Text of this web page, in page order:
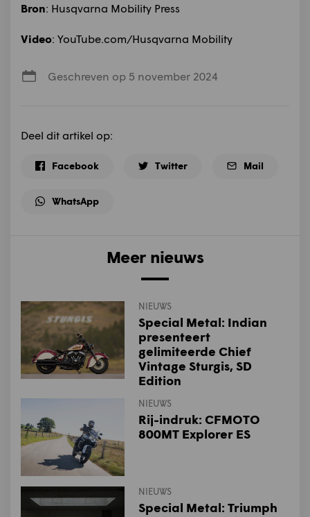
Bron: Husqvarna Mobility Press
Video: YouTube.com/Husqvarna Mobility
Geschreven op 5 november 2024
Deel dit artikel op:
Facebook Twitter Mail
WhatsApp
Meer nieuws
NIEUWS
Special Metal: Indian
presenteert
gelimiteerde Chief
Vintage Sturgis, SD
Edition
NIEUWS
Rij-indruk: CFMOTO
800MT Explorer ES
NIEUWS
Special Metal: Triumph